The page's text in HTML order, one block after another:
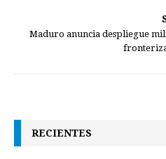
Maduro anuncia despliegue
RECIENTES